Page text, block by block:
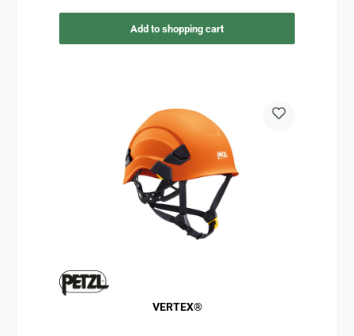
Add to shopping cart
VERTEX®